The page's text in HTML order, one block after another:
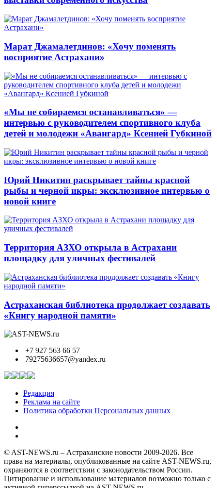
Марат Джамалетдинов: «Хочу поменять
восприятие Астрахани»
«Мы не собираемся останавливаться» —
интервью с руководителем спортивного клуба
детей и молодежи «Авангард» Ксенией Губкиной
Юрий Никитин раскрывает тайны красной
рыбы и черной икры: эксклюзивное интервью о
новой книге
Территория АЗХО открыла в Астрахани
площадку для уличных фестивалей
Астраханская библиотека продолжает создавать
«Книгу народной памяти»
+7 927 563 66 57
79275636657@yandex.ru
Редакция
Реклама на сайте
Политика обработки Персональных данных
© AST-NEWS.ru – Астраханские новости 2009-2026. Все
права на материалы, опубликованные на сайте AST-NEWS.ru,
охраняются в соответствии с законодательством России.
Цитирование и использование материалов возможно только с